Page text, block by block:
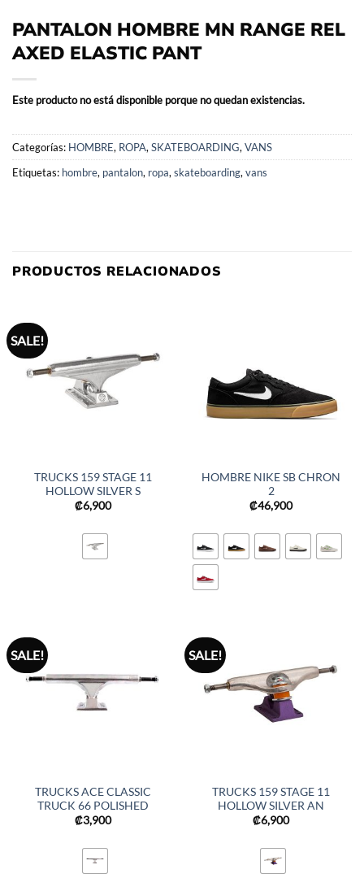
PANTALON HOMBRE MN RANGE REL
AXED ELASTIC PANT
Este producto no está disponible porque no quedan existencias.
Categorías: HOMBRE, ROPA, SKATEBOARDING, VANS
Etiquetas: hombre, pantalon, ropa, skateboarding, vans
PRODUCTOS RELACIONADOS
SALE!
TRUCKS 159 STAGE 11
HOLLOW SILVER S
₡6,900
HOMBRE NIKE SB CHRON
2
₡46,900
SALE!
TRUCKS ACE CLASSIC
TRUCK 66 POLISHED
₡3,900
SALE!
TRUCKS 159 STAGE 11
HOLLOW SILVER AN
₡6,900